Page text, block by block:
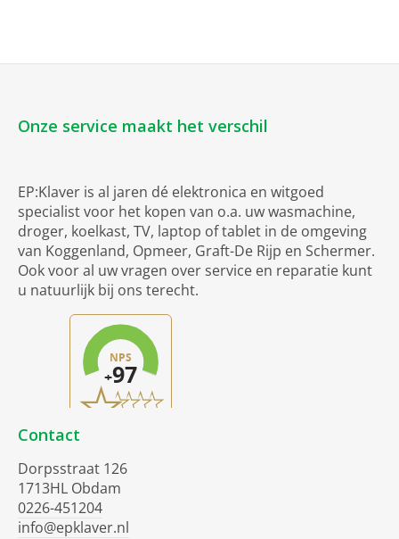
Onze service maakt het verschil
EP:Klaver is al jaren dé elektronica en witgoed
specialist voor het kopen van o.a. uw wasmachine,
droger, koelkast, TV, laptop of tablet in de omgeving
van Koggenland, Opmeer, Graft-De Rijp en Schermer.
Ook voor al uw vragen over service en reparatie kunt
u natuurlijk bij ons terecht.
Contact
Dorpsstraat 126
1713HL Obdam
0226-451204
info@epklaver.nl